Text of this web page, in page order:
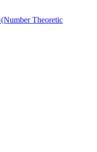
Theoretic